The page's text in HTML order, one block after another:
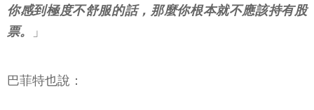
你感到極度不舒服的話，那麼你根本就不應該持有股
票。
」
巴菲特也說：